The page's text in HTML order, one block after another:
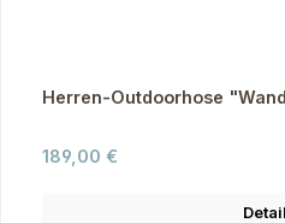
Herren-Outdoorhose
Regulärer Preis:
189,00 €